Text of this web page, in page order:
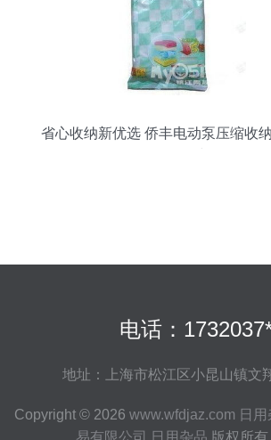
省心收纳新优选 侨丰电动泵压缩收
电话：
地址：上海市松江区小昆山镇文
Copyright © 2026 www.wfdjaz.com 日
易有限公司
日用杂品 版权所有